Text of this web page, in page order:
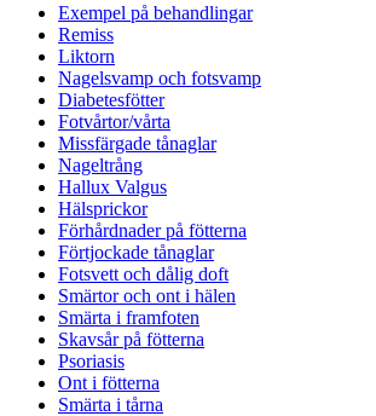
Exempel på behandlingar
Remiss
Liktorn
Nagelsvamp och fotsvamp
Diabetesfötter
Fotvårtor/vårta
Missfärgade tånaglar
Nageltrång
Hallux Valgus
Hälsprickor
Förhårdnader på fötterna
Förtjockade tånaglar
Fotsvett och dålig doft
Smärtor och ont i hälen
Smärta i framfoten
Skavsår på fötterna
Psoriasis
Ont i fötterna
Smärta i tårna